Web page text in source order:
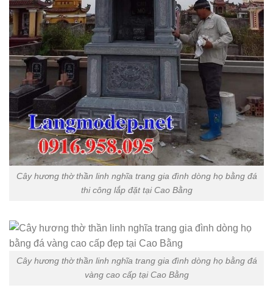
Cây hương thờ thần linh nghĩa trang gia đình dòng họ bằng đá
thi công lắp đặt tại Cao Bằng
Cây hương thờ thần linh nghĩa trang gia đình dòng họ bằng đá
vàng cao cấp tại Cao Bằng